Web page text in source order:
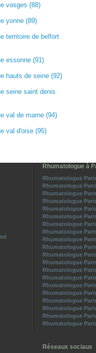
vosges (88)
yonne (89)
territoire de belfort
essonne (91)
hauts de seine (92)
seine saint denis
val de marne (94)
val d'oise (95)
Rhumatologue à
Rhumatologue
Rhumatologue
Rhumatologue
Rhumatologue
Rhumatologue
Rhumatologue
Rhumatologue
Rhumatologue
Rhumatologue
Rhumatologue
Rhumatologue
Rhumatologue
Rhumatologue
Rhumatologue
Rhumatologue
Rhumatologue
Rhumatologue
Rhumatologue
Rhumatologue
Rhumatologue
Réseaux sociaux